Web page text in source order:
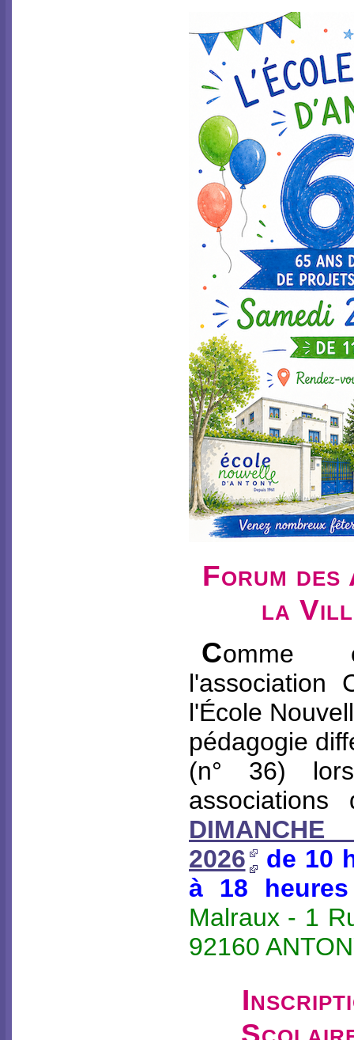
Forum des
la
Comme
l'association
l'École
pédagogie
(n° 36)
2026 de 10
à 18 heures
Malraux - 1
92160